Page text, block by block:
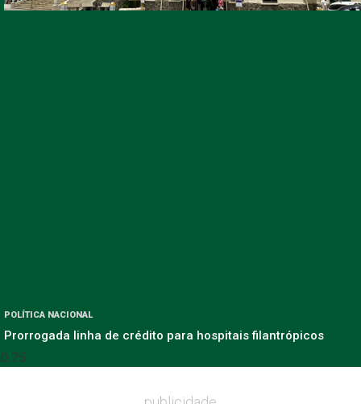
POLÍTICA NACIONAL
Prorrogada linha de crédito para hospitais filantrópicos